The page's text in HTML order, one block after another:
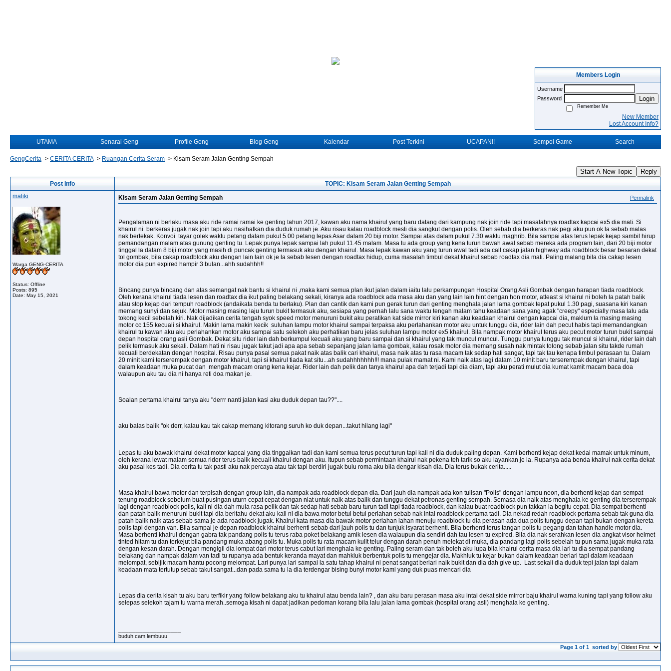
Members Login
Username
Password
Login
Remember Me
New Member
Lost Account Info?
UTAMA Senarai Geng Profile Geng Blog Geng Kalendar Post Terkini UCAPAN!! Sempoi Game Search
GengCerita -> CERITA CERITA-> Ruangan Cerita Seram -> Kisam Seram Jalan Genting Sempah
Start A New Topic Reply
Post Info
TOPIC: Kisam Seram Jalan Genting Sempah
maliki
Warga GENG-CERITA
Status: Offline
Posts: 895
Date: May 15, 2021
Kisam Seram Jalan Genting Sempah Permalink
Pengalaman ni berlaku masa aku ride ramai ramai ke genting tahun 2017, kawan aku nama khairul yang baru datang dari kampung nak join ride tapi masalahnya roadtax kapcai ex5 dia mati. Si
khairul ni berkeras jugak nak join tapi aku nasihatkan dia duduk rumah je. Aku risau kalau roadblock mesti dia sangkut dengan polis. Oleh sebab dia berkeras nak pegi aku pun ok la sebab malas
nak bertekak. Konvoi tayar golek waktu petang dalam pukul 5.00 petang lepas Asar dalam 20 biji motor. Sampai atas dalam pukul 7.30 waktu maghrib. Bila sampai atas terus lepak kejap sambil hirup
pemandangan malam atas gunung genting tu. Lepak punya lepak sampai lah pukul 11.45 malam. Masa tu ada group yang kena turun bawah awal sebab mereka ada program lain, dari 20 biji motor
tinggal la dalam 8 biji motor yang masih di puncak genting termasuk aku dengan khairul. Masa lepak kawan aku yang turun awal tadi ada call cakap jalan highway ada roadblock besar besaran dekat
tol gombak, bila cakap roadblock aku dengan lain lain ok je la sebab lesen dengan roadtax hidup, cuma masalah timbul dekat khairul sebab roadtax dia mati. Paling malang bila dia cakap lesen
motor dia pun expired hampir 3 bulan...ahh sudahhh!!
Bincang punya bincang dan atas semangat nak bantu si khairul ni ,maka kami semua plan ikut jalan dalam iaitu lalu perkampungan Hospital Orang Asli Gombak dengan harapan tiada roadblock.
Oleh kerana khairul tiada lesen dan roadtax dia ikut paling belakang sekali, kiranya ada roadblock ada masa aku dan yang lain lain hint dengan hon motor, atleast si khairul ni boleh la patah balik
atau stop kejap dari tempuh roadblock (andaikata benda tu berlaku). Plan dan cantik dan kami pun gerak turun dari genting menghala jalan lama gombak tepat pukul 1.30 pagi, suasana kiri kanan
memang sunyi dan sejuk. Motor masing masing laju turun bukit termasuk aku, sesiapa yang pernah lalu sana waktu tengah malam tahu keadaan sana yang agak "creepy" especially masa lalu ada
tokong kecil sebelah kiri. Nak dijadikan cerita tengah syok speed motor menuruni bukit aku peratikan kat side mirror kiri kanan aku keadaan khairul dengan kapcai dia, maklum la masing masing
motor cc 155 kecuali si khairul. Makin lama makin kecik suluhan lampu motor khairul sampai terpaksa aku perlahankan motor aku untuk tunggu dia, rider lain dah pecut habis tapi memandangkan
khairul tu kawan aku aku perlahankan motor aku sampai satu selekoh aku perhatikan baru jelas suluhan lampu motor ex5 khairul. Bila nampak motor khairul terus aku pecut motor turun bukit sampai
depan hospital orang asli Gombak. Dekat situ rider lain dah berkumpul kecuali aku yang baru sampai dan si khairul yang tak muncul muncul. Tunggu punya tunggu tak muncul si khairul, rider lain dah
pelik termasuk aku sekali. Dalam hati ni risau jugak takut jadi apa apa sebab sepanjang jalan lama gombak, kalau rosak motor dia memang susah nak mintak tolong sebab jalan situ takde rumah
kecuali berdekatan dengan hospital. Risau punya pasal semua pakat naik atas balik cari khairul, masa naik atas tu rasa macam tak sedap hati sangat, tapi tak tau kenapa timbul perasaan tu. Dalam
20 minit kami terserempak dengan motor khairul, tapi si khairul tiada kat situ...ah sudahhhhhhh!!! mana pulak mamat ni. Kami naik atas lagi dalam 10 minit baru terserempak dengan khairul, tapi
dalam keadaan muka pucat dan mengah macam orang kena kejar. Rider lain dah pelik dan tanya khairul apa dah terjadi tapi dia diam, tapi aku perati mulut dia kumat kamit macam baca doa
walaupun aku tau dia ni hanya reti doa makan je.
Soalan pertama khairul tanya aku "derrr nanti jalan kasi aku duduk depan tau??"....
aku balas balik "ok derr, kalau kau tak cakap memang kitorang suruh ko duk depan...takut hilang lagi"
Lepas tu aku bawak khairul dekat motor kapcai yang dia tinggalkan tadi dan kami semua terus pecut turun tapi kali ni dia duduk paling depan. Kami berhenti kejap dekat kedai mamak untuk minum,
oleh kerana lewat malam semua rider terus balik kecuali khairul dengan aku. Itupun sebab permintaan khairul nak pekena teh tarik so aku layankan je la. Rupanya ada benda khairul nak cerita dekat
aku pasal kes tadi. Dia cerita tu tak pasti aku nak percaya atau tak tapi berdiri jugak bulu roma aku bila dengar kisah dia. Dia terus bukak cerita.....
Masa khairul bawa motor dan terpisah dengan group lain, dia nampak ada roadblock depan dia. Dari jauh dia nampak ada kon tulisan "Polis" dengan lampu neon, dia berhenti kejap dan sempat
tenung roadblock sebelum buat pusingan uturn cepat cepat dengan niat untuk naik atas balik dan tunggu dekat petronas genting sempah. Semasa dia naik atas menghala ke genting dia terserempak
lagi dengan roadblock polis, kali ni dia dah mula rasa pelik dan tak sedap hati sebab baru turun tadi tapi tiada roadblock, dan kalau buat roadblock pun takkan la begitu cepat. Dia sempat berhenti
dan patah balik menuruni bukit tapi dia beritahu dekat aku kali ni dia bawa motor betul betul perlahan sebab nak intai roadblock pertama tadi. Dia nekad redah roadblock pertama sebab tak guna dia
patah balik naik atas sebab sama je ada roadblock jugak. Khairul kata masa dia bawak motor perlahan lahan menuju roadblock tu dia perasan ada dua polis tunggu depan tapi bukan dengan kereta
polis tapi dengan van. Bila sampai je depan roadblock khairul berhenti sebab dari jauh polis tu dan tunjuk isyarat berhenti. Bila berhenti terus tangan polis tu pegang dan tahan handle motor dia.
Masa berhenti khairul dengan gabra tak pandang polis tu terus raba poket belakang amik lesen dia walaupun dia sendiri dah tau lesen tu expired. Bila dia nak serahkan lesen dia angkat visor helmet
tinted hitam tu dan terkejut bila pandang muka abang polis tu. Muka polis tu rata macam kulit telur dengan darah penuh melekat di muka, dia pandang lagi polis sebelah tu pun sama jugak muka rata
dengan kesan darah. Dengan mengigil dia lompat dari motor terus cabut lari menghala ke genting. Paling seram dan tak boleh aku lupa bila khairul cerita masa dia lari tu dia sempat pandang
belakang dan nampak dalam van tadi tu rupanya ada bentuk keranda mayat dan mahkluk berbentuk polis tu mengejar dia. Makhluk tu kejar bukan dalam keadaan berlari tapi dalam keadaan
melompat, sebijik macam hantu pocong melompat. Lari punya lari sampai la satu tahap khairul ni penat sangat berlari naik bukit dan dia dah give up. Last sekali dia duduk tepi jalan tapi dalam
keadaan mata tertutup sebab takut sangat...dan pada sama tu la dia terdengar bising bunyi motor kami yang duk puas mencari dia
Lepas dia cerita kisah tu aku baru terfikir yang follow belakang aku tu khairul atau benda lain? , dan aku baru perasan masa aku intai dekat side mirror baju khairul warna kuning tapi yang follow aku
selepas selekoh tajam tu warna merah..semoga kisah ni dapat jadikan pedoman korang bila lalu jalan lama gombak (hospital orang asli) menghala ke genting.
buduh cam lembuuu
Page 1 of 1 sorted by